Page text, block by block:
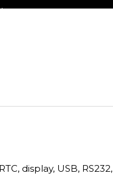
display, USB, RS232,